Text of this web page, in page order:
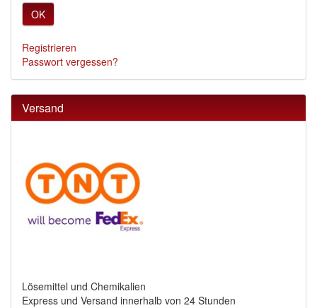
OK
Registrieren
Passwort vergessen?
Versand
Lösemittel und Chemikalien
Express und Versand innerhalb von 24 Stunden